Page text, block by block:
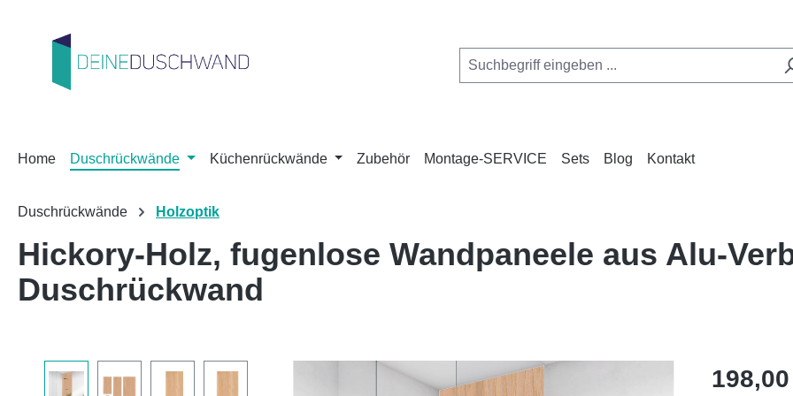
Home Duschrückwände Küchenrückwände Zubehör Montage-SERVICE Sets Blog Kontakt
Duschrückwände Holzoptik
Hickory-Holz, fugenlose Wandpaneele aus Alu-
Duschrückwand
Regulärer